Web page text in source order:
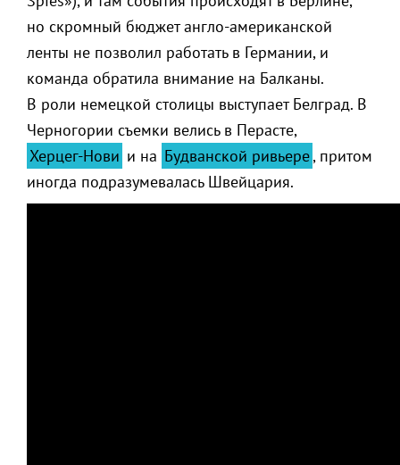
но скромный бюджет англо-американской
ленты не позволил работать в Германии, и
команда обратила внимание на Балканы.
В роли немецкой столицы выступает Белград. В
Черногории съемки велись в Перасте,
Херцег-Нови и на Будванской ривьере, притом
иногда подразумевалась Швейцария.